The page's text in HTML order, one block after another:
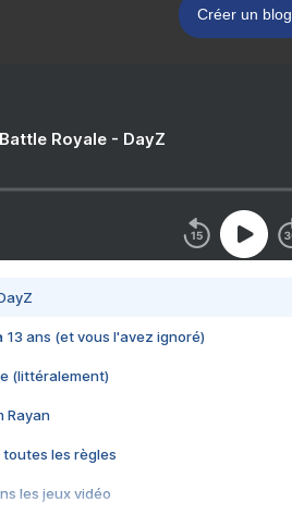
Créer un blog
Royale - DayZ
13 ans (et vous l'avez ignoré)
(littéralement)
Rayan
toutes les règles
les jeux vidéo